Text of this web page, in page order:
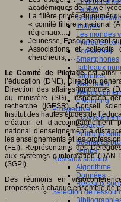
Fablab
Images
Les mondes
Pratiques
Podcasting
Smartphones
Tableaux
Tablettes
Web radio
eTwinning
Prospective
Ecosystème
Espaces
Politique
Scénarios
Temps
Réseaux sociaux
Algorithme
Données
Réseaux
Sélection de
académiques de la vie
La filière privée du
« comité filière » national
régionaux…)
Jeunesse, Enseignement
Associations et collectifs
chercheurs, …
Le Comité de Pilotageest ainsi
l’éducation (DNE), Direction
Direction des affaires juridiques
du ministère (SG), Inspection
recherche (IGESR), Conseil
Institut des hautes études de
création et d’accompagnement
national d’enseignement à
les enseignements et les
(FEI), Représentants des
aux systèmes d’information
(SGPI)
Des réunions en
proposées à chaque ensemble de